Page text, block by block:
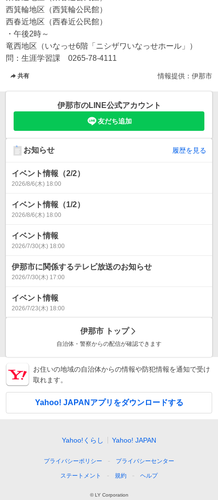
西箕輪地区（西箕輪公民館）
西春近地区（西春近公民館）
・午後2時～
竜西地区（いなっせ6階「ニシザワいなっせホール」）
問：生涯学習課　0265-78-4111
共有 情報提供： 伊那市
伊那市のLINE公式アカウント
友だち追加
お知らせ 履歴を見る
イベント情報（2/2）
2026/8/6(木) 18:00
イベント情報（1/2）
2026/8/6(木) 18:00
イベント情報
2026/7/30(木) 18:00
伊那市に関係するテレビ放送のお知らせ
2026/7/30(木) 17:00
イベント情報
2026/7/23(木) 18:00
伊那市 トップ
自治体・警察からの配信が確認できます
お住いの地域の自治体からの情報や防犯情報を通知で受け
取れます。
Yahoo! JAPANアプリをダウンロードする
Yahoo!くらし Yahoo! JAPAN
プライバシーポリシー プライバシーセンター
ステートメント 規約 ヘルプ
© LY Corporation